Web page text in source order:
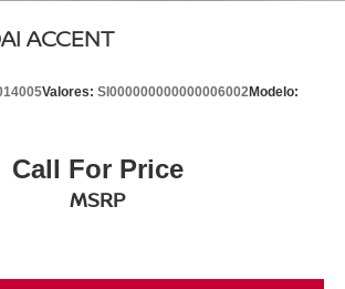
ACCENT
Valores: SI000000000000006002Modelo:
Call For Price
MSRP